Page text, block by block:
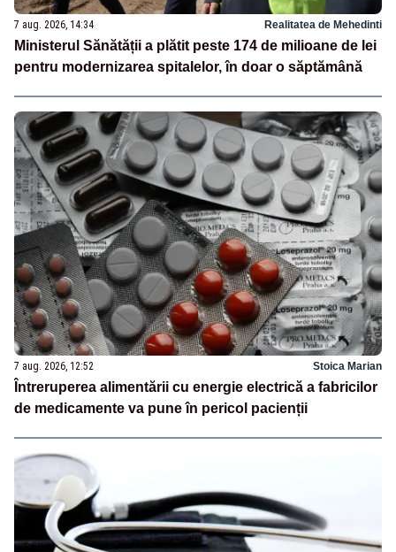
7 aug. 2026, 14:34 Realitatea de Mehedinti
Ministerul Sănătății a plătit peste 174 de milioane de lei
pentru modernizarea spitalelor, în doar o săptămână
7 aug. 2026, 12:52 Stoica Marian
Întreruperea alimentării cu energie electrică a fabricilor
de medicamente va pune în pericol pacienții